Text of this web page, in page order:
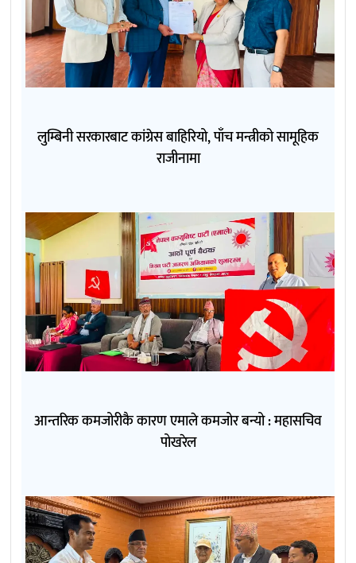
लुम्बिनी सरकारबाट कांग्रेस बाहिरियो, पाँच मन्त्रीको सामूहिक
राजीनामा
आन्तरिक कमजोरीकै कारण एमाले कमजोर बन्यो : महासचिव
पोखरेल